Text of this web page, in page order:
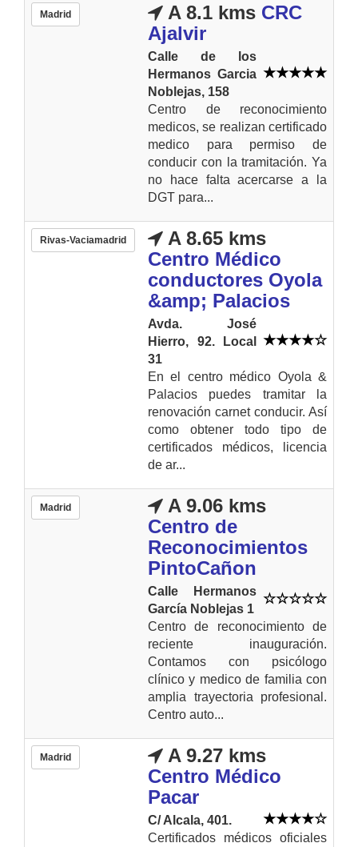
Madrid A 8.1 kms CRC
Ajalvir
Calle de los
Hermanos Garcia
Noblejas, 158
Centro de reconocimiento
medicos, se realizan certificado
medico para permiso de
conducir con la tramitación. Ya
no hace falta acercarse a la
DGT para...
Rivas-Vaciamadrid
A 8.65 kms
Centro Médico
conductores Oyola
&amp; Palacios
Avda. José
Hierro, 92. Local
31
En el centro médico Oyola &
Palacios puedes tramitar la
renovación carnet conducir. Así
como obtener todo tipo de
certificados médicos, licencia
de ar...
Madrid
A 9.06 kms
Centro de
Reconocimientos
PintoCañon
Calle Hermanos
García Noblejas 1
Centro de reconocimiento de
reciente inauguración.
Contamos con psicólogo
clínico y medico de familia con
amplia trayectoria profesional.
Centro auto...
Madrid
A 9.27 kms
Centro Médico
Pacar
C/ Alcala, 401.
Certificados médicos oficiales